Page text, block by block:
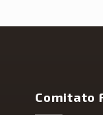
Comitato